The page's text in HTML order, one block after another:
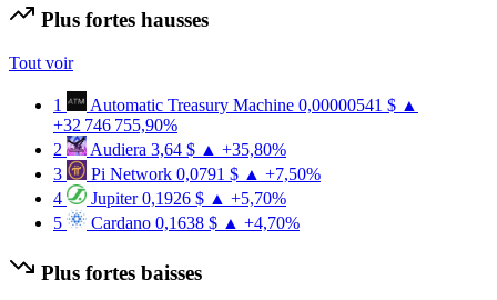
Plus fortes hausses
Tout voir
1 Automatic Treasury Machine 0,00000541 $ ▲
+32 746 755,90%
2
Audiera 3,64 $ ▲ +35,80%
3
Pi Network 0,0791 $ ▲ +7,50%
4
Jupiter 0,1926 $ ▲ +5,70%
5
Cardano 0,1638 $ ▲ +4,70%
Plus fortes baisses